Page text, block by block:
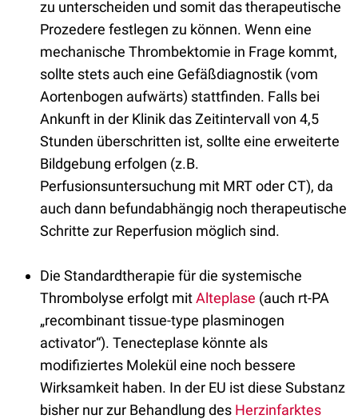
zu unterscheiden und somit das therapeutische
Prozedere festlegen zu können. Wenn eine
mechanische Thrombektomie in Frage kommt,
sollte stets auch eine Gefäßdiagnostik (vom
Aortenbogen aufwärts) stattfinden. Falls bei
Ankunft in der Klinik das Zeitintervall von 4,5
Stunden überschritten ist, sollte eine erweiterte
Bildgebung erfolgen (z.B.
Perfusionsuntersuchung mit MRT oder CT), da
auch dann befundabhängig noch therapeutische
Schritte zur Reperfusion möglich sind.
Die Standardtherapie für die systemische
Thrombolyse erfolgt mitAlteplase (auch rt-PA
„recombinant tissue-type plasminogen
activator“). Tenecteplase könnte als
modifiziertes Molekül eine noch bessere
Wirksamkeit haben. In der EU ist diese Substanz
bisher nur zur Behandlung des Herzinfarktes